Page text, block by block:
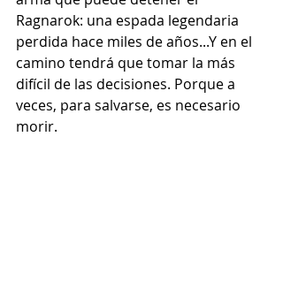
Ragnarok: una espada legendaria
perdida hace miles de años...Y en el
camino tendrá que tomar la más
difícil de las decisiones. Porque a
veces, para salvarse, es necesario
morir.